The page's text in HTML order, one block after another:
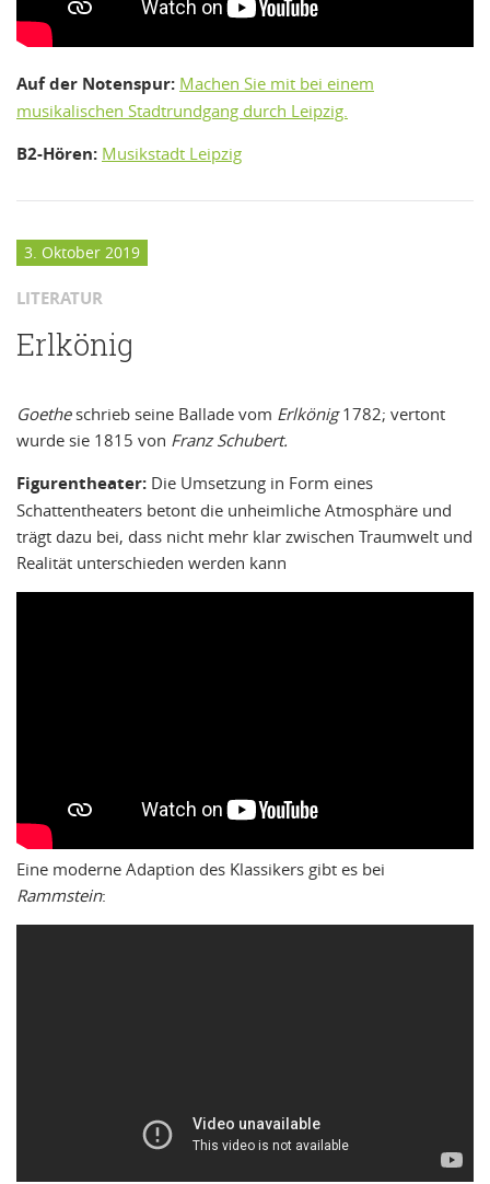
Auf der Notenspur: Machen Sie mit bei einem
musikalischen Stadtrundgang durch Leipzig.
B2-Hören: Musikstadt Leipzig
3. Oktober 2019
LITERATUR
Erlkönig
Goetheschrieb seine Ballade vom Erlkönig1782; vertont
wurde sie 1815 von Franz Schubert.
Figurentheater: Die Umsetzung in Form eines
Schattentheaters betont die unheimliche Atmosphäre und
trägt dazu bei, dass nicht mehr klar zwischen Traumwelt und
Realität unterschieden werden kann
Eine moderne Adaption des Klassikers gibt es bei
Rammstein: